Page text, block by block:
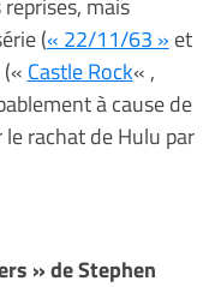
(« 22/11/63 » et
Castle Rock« ,
à cause de
rachat de Hulu par
» de Stephen